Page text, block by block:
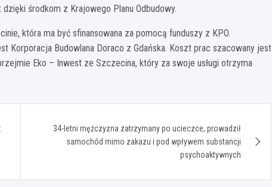
środkom z Krajowego Planu Odbudowy.
która ma być sfinansowana za pomocą funduszy z KPO.
Korporacja Budowlana Doraco z Gdańska. Koszt prac szacowany jest
Eko – Inwest ze Szczecina, który za swoje usługi otrzyma
34-letni mężczyzna zatrzymany po ucieczce, prowadził
samochód mimo zakazu i pod wpływem substancji
psychoaktywnych